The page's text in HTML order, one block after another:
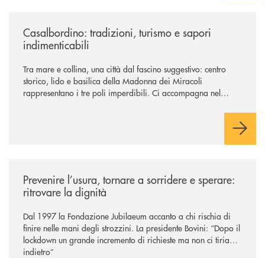
Casalbordino: tradizioni, turismo e sapori
indimenticabili
Tra mare e collina, una città dal fascino suggestivo: centro
storico, lido e basilica della Madonna dei Miracoli
rappresentano i tre poli imperdibili. Ci accompagna nel
Prevenire l’usura, tornare a sorridere e sperare:
ritrovare la dignità
Dal 1997 la Fondazione Jubilaeum accanto a chi rischia di
finire nelle mani degli strozzini. La presidente Bovini: “Dopo il
lockdown un grande incremento di richieste ma non ci tiriamo
indietro”